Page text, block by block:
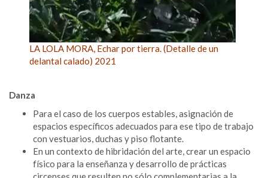
LA LOLA MORA, Echar por tierra. (Detalle de un
delantal calado) 2021
Danza
Para el caso de los cuerpos estables, asignación de
espacios específicos adecuados para ese tipo de trabajo
con vestuarios, duchas y piso flotante.
En un contexto de hibridación del arte, crear un espacio
físico para la enseñanza y desarrollo de prácticas